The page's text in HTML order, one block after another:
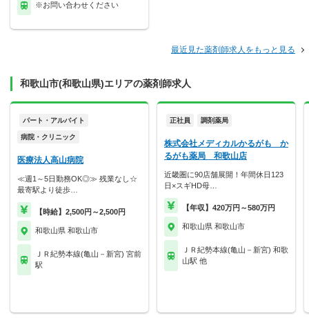
※お問い合わせください
最近見た薬剤師求人をもっと見る
和歌山市(和歌山県)エリアの薬剤師求人
パート・アルバイト
病院・クリニック
医療法人高山病院
≪週1～5日勤務OK◎≫ 残業なし☆
最寄駅より徒歩…
【時給】2,500円～2,500円
和歌山県 和歌山市
ＪＲ紀勢本線(亀山－新宮) 宮前
駅
正社員 調剤薬局
株式会社メディカルかるがも か
るがも薬局 和歌山店
近畿圏に90店舗展開！年間休日123
日×スギHD母…
【年収】420万円～580万円
和歌山県 和歌山市
ＪＲ紀勢本線(亀山－新宮) 和歌
山駅 他